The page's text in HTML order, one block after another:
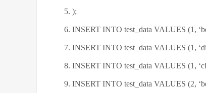
);
INSERT INTO test_data VALUES (1,
INSERT INTO test_data VALUES (1,
INSERT INTO test_data VALUES (1,
INSERT INTO test_data VALUES (2,